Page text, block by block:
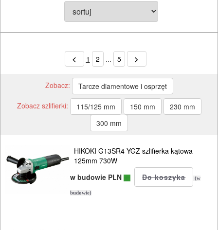
1 2 ... 5
Zobacz:
Tarcze diamentowe i osprzęt
Zobacz szlifierki:
115/125 mm 150 mm
230 mm
300 mm
HIKOKI G13SR4 YGZ szlifierka kątowa
125mm 730W
w budowie PLN
(w
budowie)